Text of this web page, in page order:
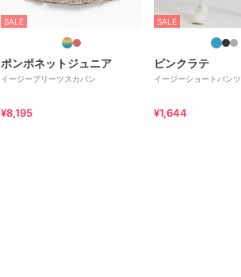
SALE
ポンポネットジュニア
イージープリーツスカパン
¥8,195
SALE
ピンクラテ
イージーショートパンツ
¥1,644